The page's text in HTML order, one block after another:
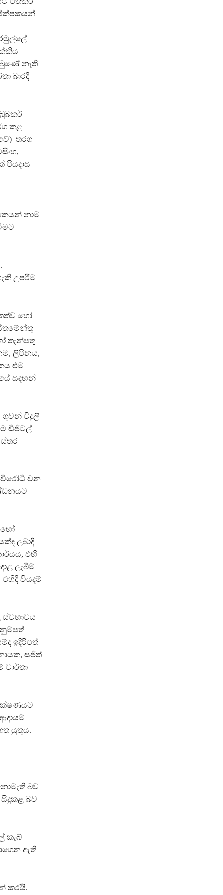
නැති
බාරදී
කළ
තරග
පියදාස
නාම
උපරිම
හෝ
තැන්පතු
ලිපිනය,
එම
සඳහන්
ගුවන් විදුලි
ඩිජිටල්
විරෝධී වන
හෝ
ලබාදී
එහි
ලැබීම්
එහිදී වියදම්
ස්වභාවය
ඉදිරිපත්
සජිත්
වාර්තා
යුතුය.
බව
බව
කැබ්
ඇති
කරයි.